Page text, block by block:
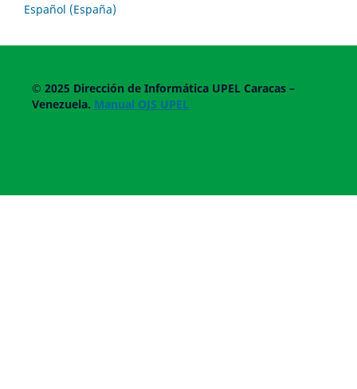
Español (España)
© 2025 Dirección de Informática UPEL Caracas –
Venezuela. Manual OJS UPEL